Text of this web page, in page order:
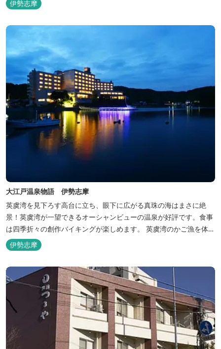
伊勢志摩
大江戸温泉物語 伊勢志摩
英虞湾を見下ろす高台に立ち、眼下に広がる真珠の海はまさに絶
景！英虞湾が一望できるオーシャンビューの温泉が好評です。食事
は四季折々の創作バイキングが楽しめます。 英虞湾のかご漁を体験
できるクルーズ船は毎日運行しており、漁で獲れた魚を食べること
もできます。
伊勢志摩